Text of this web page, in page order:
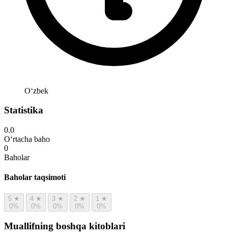
Oʻzbek
Statistika
0.0
O‘rtacha baho
0
Baholar
Baholar taqsimoti
5 ★
0%
4 ★
0%
3 ★
0%
2 ★
0%
1 ★
0%
Muallifning boshqa kitoblari